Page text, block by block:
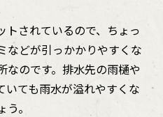
トされているので、ちょっ
などが引っかかりやすくな
なのです。排水先の雨樋や
いても雨水が溢れやすくな
。